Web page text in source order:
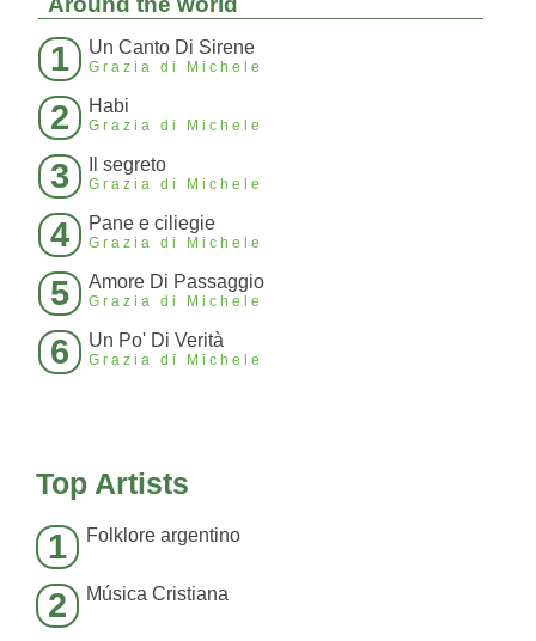
1 Un Canto Di Sirene
Grazia di Michele
2 Habi
Grazia di Michele
3 Il segreto
Grazia di Michele
4 Pane e ciliegie
Grazia di Michele
5 Amore Di Passaggio
Grazia di Michele
6 Un Po' Di Verità
Grazia di Michele
Top Artists
1 Folklore argentino
2 Música Cristiana